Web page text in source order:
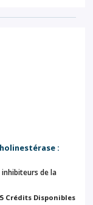
:
de la
Crédits Disponibles